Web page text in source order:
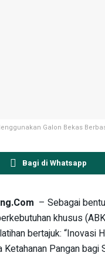
Galon Bekas
Bagi di Whatsapp
– Sebagai
khusus
bertajuk: “Inovasi
Pangan bagi